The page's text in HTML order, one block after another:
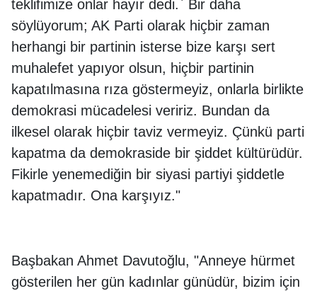
teklifimize onlar hayır dedi.` Bir daha
söylüyorum; AK Parti olarak hiçbir zaman
herhangi bir partinin isterse bize karşı sert
muhalefet yapıyor olsun, hiçbir partinin
kapatılmasına rıza göstermeyiz, onlarla birlikte
demokrasi mücadelesi veririz. Bundan da
ilkesel olarak hiçbir taviz vermeyiz. Çünkü parti
kapatma da demokraside bir şiddet kültürüdür.
Fikirle yenemediğin bir siyasi partiyi şiddetle
kapatmadır. Ona karşıyız."
Başbakan Ahmet Davutoğlu, "Anneye hürmet
gösterilen her gün kadınlar günüdür, bizim için